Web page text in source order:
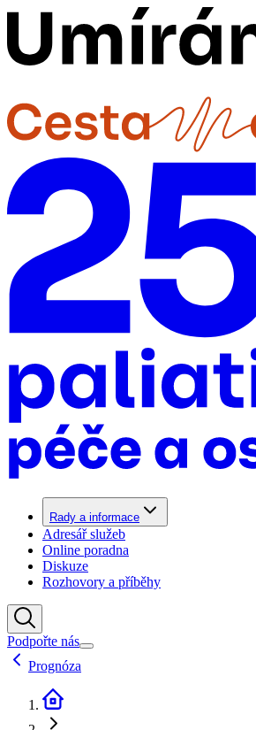
Rady a informace
Adresář služeb
Online poradna
Diskuze
Rozhovory a příběhy
Podpořte nás
Prognóza